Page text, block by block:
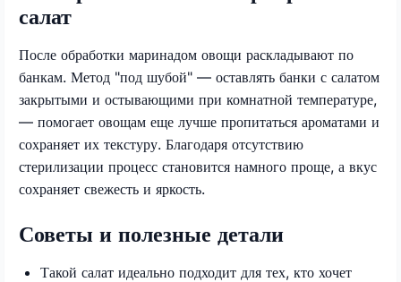
салат
После обработки маринадом овощи раскладывают по
банкам. Метод "под шубой" — оставлять банки с салатом
закрытыми и остывающими при комнатной температуре,
— помогает овощам еще лучше пропитаться ароматами и
сохраняет их текстуру. Благодаря отсутствию
стерилизации процесс становится намного проще, а вкус
сохраняет свежесть и яркость.
Советы и полезные детали
Такой салат идеально подходит для тех, кто хочет